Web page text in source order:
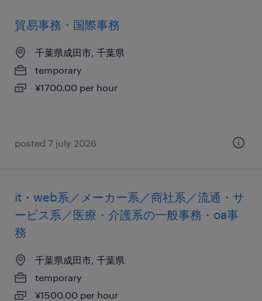
貿易事務・国際事務
千葉県成田市, 千葉県
temporary
¥1700.00 per hour
posted 7 july 2026
it・web系／メーカー系／商社系／流通・サ
ービス系／医療・介護系の一般事務・oa事
務
千葉県成田市, 千葉県
temporary
¥1500.00 per hour